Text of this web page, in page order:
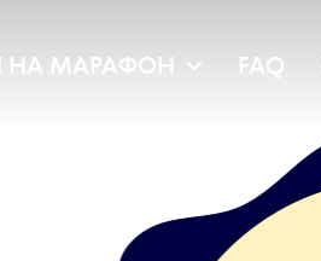
НА МАРАФОН FAQ